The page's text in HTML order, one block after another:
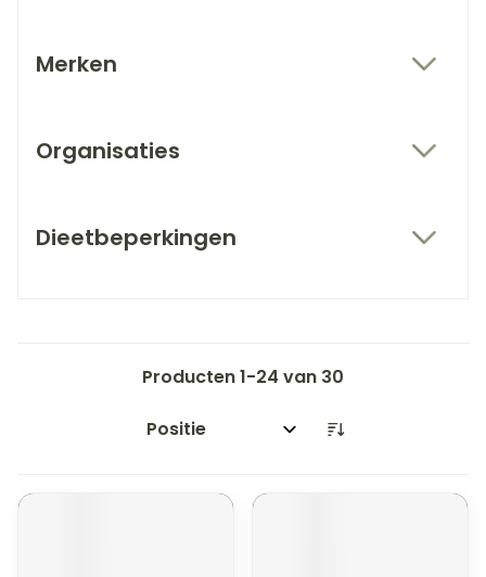
Merken
Organisaties
Dieetbeperkingen
Producten1-24 van 30
Sorteer op: